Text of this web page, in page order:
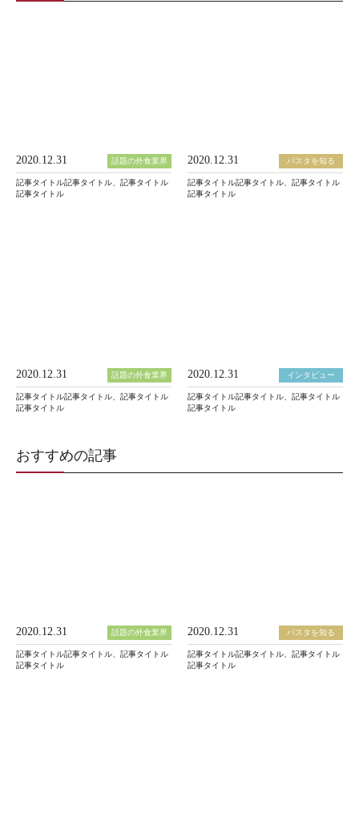
2020.12.31 話題の外食業界
記事タイトル記事タイトル、記事タイトル
記事タイトル
2020.12.31 パスタを知る
記事タイトル記事タイトル、記事タイトル
記事タイトル
2020.12.31 話題の外食業界
記事タイトル記事タイトル、記事タイトル
記事タイトル
2020.12.31 インタビュー
記事タイトル記事タイトル、記事タイトル
記事タイトル
おすすめの記事
2020.12.31 話題の外食業界
記事タイトル記事タイトル、記事タイトル
記事タイトル
2020.12.31 パスタを知る
記事タイトル記事タイトル、記事タイトル
記事タイトル